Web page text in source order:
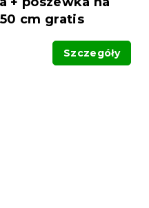
cm gratis
Szczegóły